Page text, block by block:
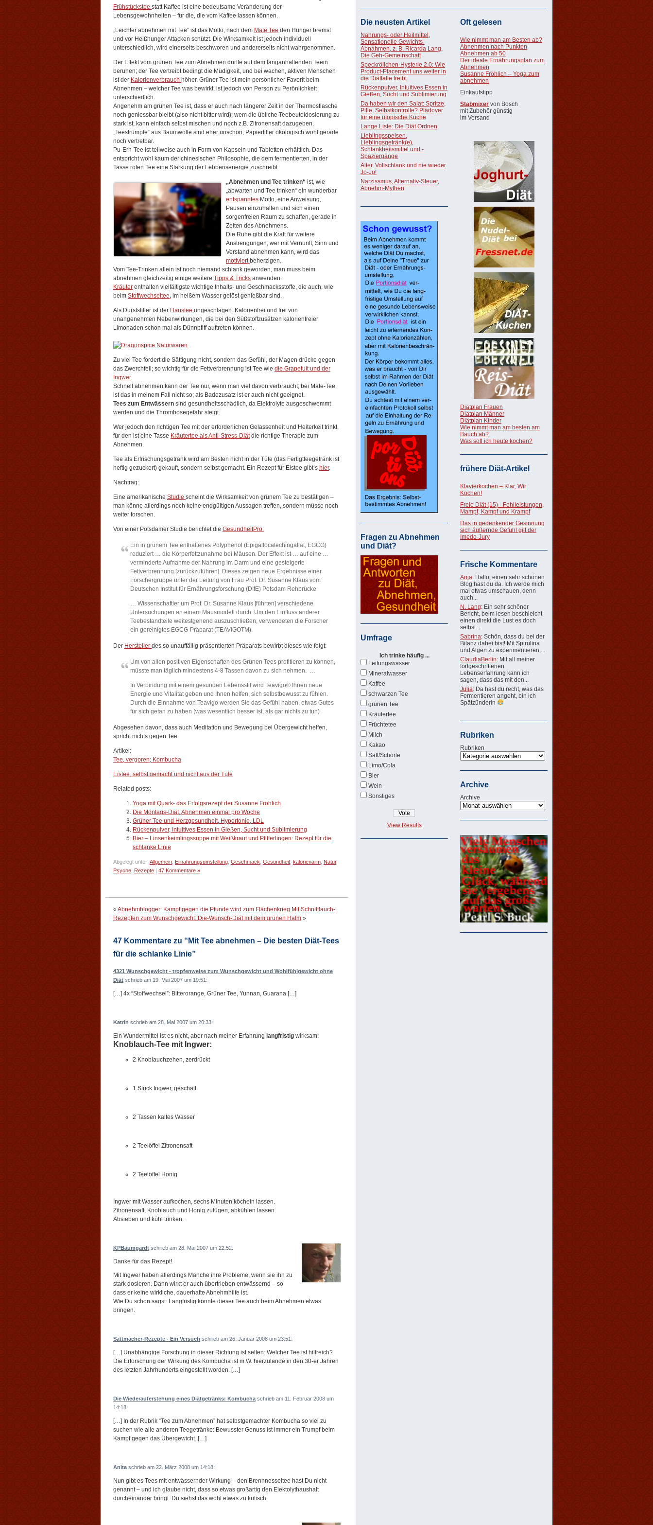
Frühstückstee statt Kaffee ist eine bedeutsame Veränderung der
Lebensgewohnheiten – für die, die vom Kaffee lassen können.
„Leichter abnehmen mit Tee“ ist das Motto, nach dem Mate Tee den Hunger bremst
und vor Heißhunger Attacken schützt. Die Wirksamkeit ist jedoch individuell
unterschiedlich, wird einerseits beschworen und andererseits nicht wahrgenommen.
Der Effekt vom grünen Tee zum Abnehmen dürfte auf dem langanhaltenden Teein
beruhen; der Tee vertreibt bedingt die Müdigkeit, und bei wachen, aktiven Menschen
ist der Kalorienverbrauch höher. Grüner Tee ist mein persönlicher Favorit beim
Abnehmen – welcher Tee was bewirkt, ist jedoch von Person zu Perönlichkeit
unterschiedlich.
Angenehm am grünen Tee ist, dass er auch nach längerer Zeit in der Thermosflasche
noch geniessbar bleibt (also nicht bitter wird); wem die übliche Teebeuteldosierung zu
stark ist, kann einfach selbst mischen und noch z.B. Zitronensaft dazugeben.
„Teestrümpfe“ aus Baumwolle sind eher unschön, Papierfilter ökologisch wohl gerade
noch vertretbar.
Pu-Erh-Tee ist teilweise auch in Form von Kapseln und Tabletten erhältlich. Das
entspricht wohl kaum der chinesischen Philosophie, die dem fermentierten, in der
Tasse roten Tee eine Stärkung der Lebbensenergie zuschreibt.
„Abnehmen und Tee trinken“ ist, wie
„abwarten und Tee trinken“ ein wunderbar
entspanntes Motto, eine Anweisung,
Pausen einzuhalten und sich einen
sorgenfreien Raum zu schaffen, gerade in
Zeiten des Abnehmens.
Die Ruhe gibt die Kraft für weitere
Anstrengungen, wer mit Vernunft, Sinn und
Verstand abnehmen kann, wird das
motiviert beherzigen.
Vom Tee-Trinken allein ist noch niemand schlank geworden, man muss beim
abnehmen gleichzeitig einige weitere Tipps & Tricks anwenden.
Kräuter enthalten vielfältigste wichtige Inhalts- und Geschmacksstoffe, die auch, wie
beim Stoffwechseltee, im heißem Wasser gelöst genießbar sind.
Als Durststiller ist der Haustee ungeschlagen: Kalorienfrei und frei von
unangenehmen Nebenwirkungen, die bei den Süßstoffzusätzen kalorienfreier
Limonaden schon mal als Dünnpfiff auftreten können.
Zu viel Tee fördert die Sättigung nicht, sondern das Gefühl, der Magen drücke gegen
das Zwerchfell; so wichtig für die Fettverbrennung ist Tee wie die Grapefuit und der
Ingwer.
Schnell abnehmen kann der Tee nur, wenn man viel davon verbraucht; bei Mate-Tee
ist das in meinem Fall nicht so; als Badezusatz ist er auch nicht geeignet.
Tees zum Entwässern sind gesundheitsschädlich, da Elektrolyte ausgeschwemmt
werden und die Thrombosegefahr steigt.
Wer jedoch den richtigen Tee mit der erforderlichen Gelassenheit und Heiterkeit trinkt,
für den ist eine Tasse Kräutertee als Anti-Stress-Diätdie richtige Therapie zum
Abnehmen.
Tee als Erfrischungsgetränk wird am Besten nicht in der Tüte (das Fertigtteegetränk ist
heftig gezuckert) gekauft, sondern selbst gemacht. Ein Rezept für Eistee gibt’s hier.
Nachtrag:
Eine amerikanische Studie scheint die Wirksamkeit von grünem Tee zu bestätigen –
man könne allerdings noch keine endgültigen Aussagen treffen, sondern müsse noch
weiter forschen.
Von einer Potsdamer Studie berichtet die GesundheitPro:
Ein in grünem Tee enthaltenes Polyphenol (Epigallocatechingallat, EGCG)
reduziert … die Körperfettzunahme bei Mäusen. Der Effekt ist … auf eine …
verminderte Aufnahme der Nahrung im Darm und eine gesteigerte
Fettverbrennung [zurückzuführen]. Dieses zeigen neue Ergebnisse einer
Forschergruppe unter der Leitung von Frau Prof. Dr. Susanne Klaus vom
Deutschen Institut für Ernährungsforschung (DIfE) Potsdam Rehbrücke.
… Wissenschaftler um Prof. Dr. Susanne Klaus [führten] verschiedene
Untersuchungen an einem Mausmodell durch. Um den Einfluss anderer
Teebestandteile weitestgehend auszuschließen, verwendeten die Forscher
ein gereinigtes EGCG-Präparat (TEAVIGOTM).
Der Hersteller des so unauffällig präsentierten Präparats bewirbt dieses wie folgt:
Um von allen positiven Eigenschaften des Grünen Tees profitieren zu können,
müsste man täglich mindestens 4-8 Tassen davon zu sich nehmen. …
In Verbindung mit einem gesunden Lebensstil wird Teavigo® Ihnen neue
Energie und Vitalität geben und Ihnen helfen, sich selbstbewusst zu fühlen.
Durch die Einnahme von Teavigo werden Sie das Gefühl haben, etwas Gutes
für sich getan zu haben (was wesentlich besser ist, als gar nichts zu tun)
Abgesehen davon, dass auch Meditation und Bewegung bei Übergewicht helfen,
spricht nichts gegen Tee.
Artikel:
Tee, vergoren; Kombucha
Eistee, selbst gemacht und nicht aus der Tüte
Related posts:
Yoga mit Quark- das Erfolgsrezept der Susanne Fröhlich
Die Montags-Diät, Abnehmen einmal pro Woche
Grüner Tee und Herzgesundheit, Hypertonie, LDL
Rückenpulver, Intuitives Essen in Gießen, Sucht und Sublimierung
Bier – Linsenkeimlingssuppe mit Weißkraut und Pfifferlingen: Rezept für die
schlanke Linie
Abgelegt unter: Allgemein Ernährungsumstellung Geschmack Gesundheit kalorienarm Natur,
Psyche Rezepte | 47 Kommentare »
« Abnehmblogger: Kampf gegen die Pfunde wird zum Flächenkrieg Mit Schnittlauch-
Rezepten zum Wunschgewicht; Die-Wunsch-Diät mit dem grünen Halm »
47 Kommentare zu “Mit Tee abnehmen – Die besten Diät-Tees
für die schlanke Linie”
4321 Wunschgewicht - tropfenweise zum Wunschgewicht und Wohlfühlgewicht ohne
Diät schrieb am 19. Mai 2007 um 19:51:
[…] 4x “Stoffwechsel”: Bitterorange, Grüner Tee, Yunnan, Guarana […]
Katrin schrieb am 28. Mai 2007 um 20:33:
Ein Wundermittel ist es nicht, aber nach meiner Erfahrung langfristig wirksam:
Knoblauch-Tee mit Ingwer:
2 Knoblauchzehen, zerdrückt
1 Stück Ingwer, geschält
2 Tassen kaltes Wasser
2 Teelöffel Zitronensaft
2 Teelöffel Honig
Ingwer mit Wasser aufkochen, sechs Minuten köcheln lassen.
Zitronensaft, Knoblauch und Honig zufügen, abkühlen lassen.
Absieben und kühl trinken.
KPBaumgardt schrieb am 28. Mai 2007 um 22:52:
Danke für das Rezept!
Mit Ingwer haben allerdings Manche ihre Probleme, wenn sie ihn zu
stark dosieren. Dann wirkt er auch übertrieben entwässernd – so
dass er keine wirkliche, dauerhafte Abnehmhilfe ist.
Wie Du schon sagst: Langfristig könnte dieser Tee auch beim Abnehmen etwas
bringen.
Sattmacher-Rezepte - Ein Versuch schrieb am 26. Januar 2008 um 23:51:
[…] Unabhängige Forschung in dieser Richtung ist selten: Welcher Tee ist hilfreich?
Die Erforschung der Wirkung des Kombucha ist m.W. hierzulande in den 30-er Jahren
des letzten Jahrhunderts eingestellt worden. […]
Die Wiederauferstehung eines Diätgetränks: Kombucha schrieb am 11. Februar 2008 um
14:18:
[…] In der Rubrik “Tee zum Abnehmen” hat selbstgemachter Kombucha so viel zu
suchen wie alle anderen Teegetränke: Bewusster Genuss ist immer ein Trumpf beim
Kampf gegen das Übergewicht. […]
Anita schrieb am 22. März 2008 um 14:18:
Nun gibt es Tees mit entwässernder Wirkung – den Brennnesseltee hast Du nicht
genannt – und ich glaube nicht, dass so etwas großartig den Elektolythaushalt
durcheinander bringt. Du siehst das wohl etwas zu kritisch.
Die neusten Artikel
Nahrungs- oder Heilmittel,
Sensationelle Gewichts-
Abnahmen, z. B. Ricarda Lang,
Die Geh-Gemeinschaft
Speckröllchen-Hysterie 2.0: Wie
Product-Placement uns weiter in
die Diätfalle treibt
Rückenpulver, Intuitives Essen in
Gießen, Sucht und Sublimierung
Da haben wir den Salat: Spritze,
Pille, Selbstkontrolle? Plädoyer
für eine utopische Küche
Lange Liste: Die Diät Ordnen
Lieblingsspeisen,
Lieblingsgetränk(e),
Schlankheitsmittel und -
Spaziergänge
Älter, Vollschlank und nie wieder
Jo-Jo!
Narzissmus, Alternativ-Steuer,
Abnehm-Mythen
Fragen zu Abnehmen
und Diät?
Umfrage
Ich trinke häufig ...
Leitungswasser
Mineralwasser
Kaffee
schwarzen Tee
grünen Tee
Kräutertee
Früchtetee
Milch
Kakao
Saft/Schorle
Limo/Cola
Bier
Wein
Sonstiges
View Results
Oft gelesen
Wie nimmt man am Besten ab?
Abnehmen nach Punkten
Abnehmen ab 50
Der ideale Ernährungsplan zum
Abnehmen
Susanne Fröhlich – Yoga zum
abnehmen
Einkaufstipp
Stabmixer von Bosch
mit Zubehör günstig
im Versand
Diätplan Frauen
Diätplan Männer
Diätplan Kinder
Wie nimmt man am besten am
Bauch ab?
Was soll ich heute kochen?
frühere Diät-Artikel
Klavierkochen – Klar, Wir
Kochen!
Freie Diät (15) - Fehlleistungen,
Mampf, Kampf und Krampf
Das in gedenkender Gesinnung
sich äußernde Gefühl gilt der
Imedo-Jury
Frische Kommentare
Anja: Hallo, einen sehr schönen
Blog hast du da. Ich werde mich
mal etwas umschauen, denn
auch...
N. Lang: Ein sehr schöner
Bericht, beim lesen beschleicht
einen direkt die Lust es doch
selbst...
Sabrina: Schön, dass du bei der
Bilanz dabei bist! Mit Spirulina
und Algen zu experimentieren,...
ClaudiaBerlin: Mit all meiner
fortgeschrittenen
Lebenserfahrung kann ich
sagen, dass das mit den...
Julia: Da hast du recht, was das
Fermentieren angeht, bin ich
Spätzünderin
Rubriken
Rubriken
Archive
Archive